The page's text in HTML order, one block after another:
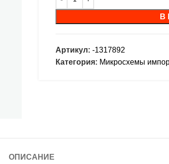
В
Артикул: -1317892
Категория: Микросхемы
ОПИСАНИЕ